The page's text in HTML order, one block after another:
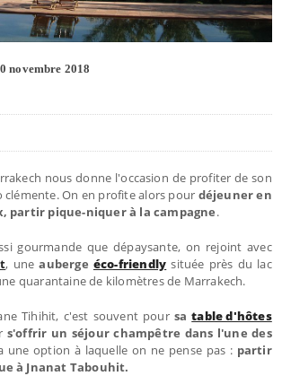
novembre 2018
nous donne l'occasion de profiter de son
clémente. On en profite alors pour déjeuner en
partir pique-niquer à la campagne.
gourmande que dépaysante, on rejoint avec
, uneauberge éco-friendly située près du lac
quarantaine de kilomètres de Marrakech.
Tihihit, c'est souvent pour satable d'hôtes
s'offrir un séjour champêtre dans l'une des
une option à laquelle on ne pense pas : partir
à Jnanat Tabouhit.